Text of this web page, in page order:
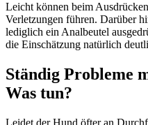
Leicht können beim
Verletzungen führen. Darüber
lediglich ein Analbeutel
die Einschätzung natürlich
Ständig Probleme
Was tun?
Leidet der Hund öfter an